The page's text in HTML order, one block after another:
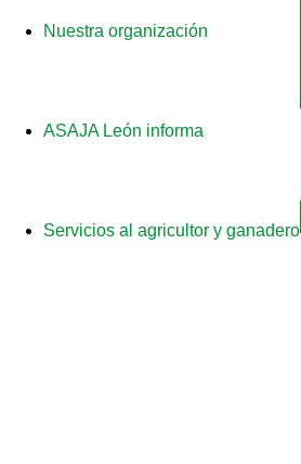
Nuestra organización
ASAJA León informa
Servicios al agricultor y ganadero